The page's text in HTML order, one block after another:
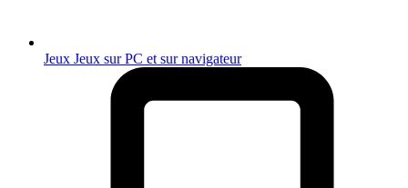
Jeux Jeux sur PC et sur navigateur